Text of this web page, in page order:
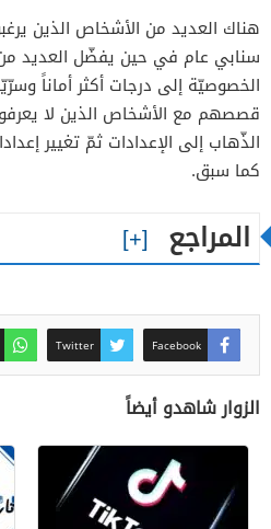
هناك العديد من الأشخاص الذين
سنابي عام في حين يفضّل العديد
الخصوصيّة إلى درجات أكثر أماناً
قصصهم مع الأشخاص الذين لا
كما سبق.
المراجع
Facebook
Twitter
الزوار شاهدو أيضاً